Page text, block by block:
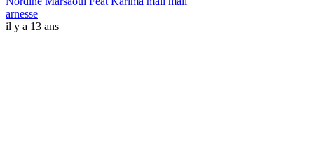
arnesse
il y a 13 ans